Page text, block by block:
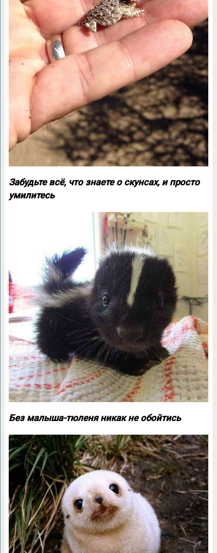
Забудьте всё, что знаете о скунсах, и просто
умилитесь
Без малыша-тюленя никак не обойтись